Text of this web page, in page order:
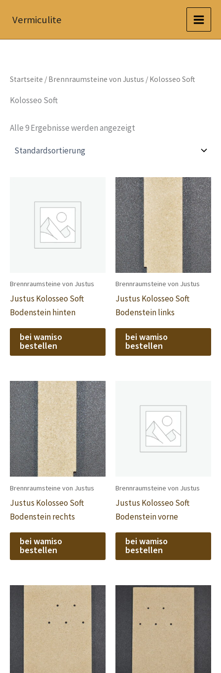
InhaltVermiculite
Startseite / Brennraumsteine von Justus / Kolosseo Soft
Kolosseo Soft
Alle 9 Ergebnisse werden angezeigt
Brennraumsteine von Justus
Justus Kolosseo Soft
Bodenstein hinten
bei wamiso
bestellen
Brennraumsteine von Justus
Justus Kolosseo Soft
Bodenstein links
bei wamiso
bestellen
Brennraumsteine von Justus
Justus Kolosseo Soft
Bodenstein rechts
bei wamiso
bestellen
Brennraumsteine von Justus
Justus Kolosseo Soft
Bodenstein vorne
bei wamiso
bestellen